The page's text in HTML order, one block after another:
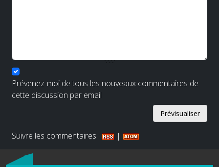
Prévenez-moi de tous les nouveaux commentaires de
cette discussion par email
Suivre les commentaires : |